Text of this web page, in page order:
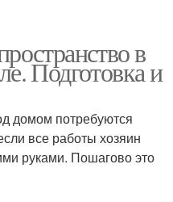
в
Подготовка и
домом потребуются
все работы хозяин
руками. Пошагово это